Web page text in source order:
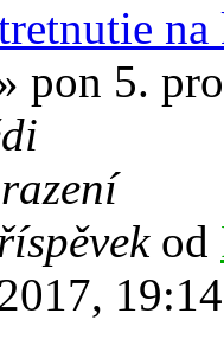
pon 5.
od
19:14